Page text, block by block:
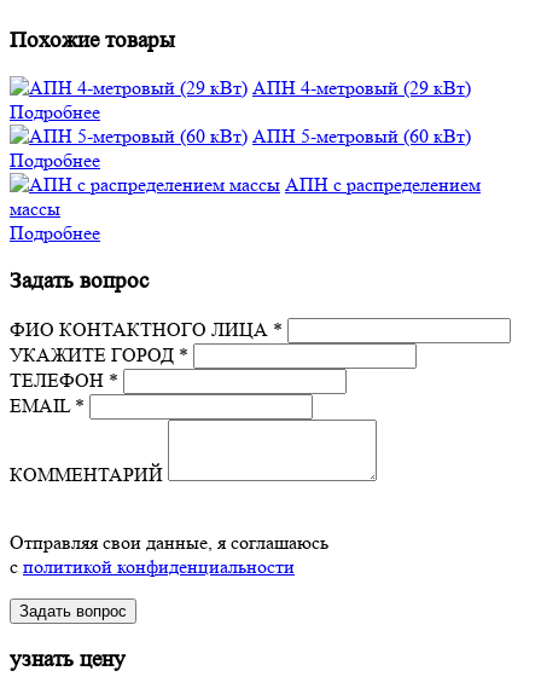
Похожие товары
АПН 4-метровый (29 кВт)
Подробнее
АПН 5-метровый (60 кВт)
Подробнее
АПН с распределением
массы
Подробнее
Задать вопрос
ФИО КОНТАКТНОГО ЛИЦА *
УКАЖИТЕ ГОРОД *
ТЕЛЕФОН *
EMAIL *
КОММЕНТАРИЙ
Отправляя свои данные, я соглашаюсь
с политикой конфиденциальности
узнать цену